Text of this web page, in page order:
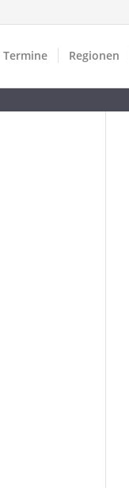
Termine Regionen